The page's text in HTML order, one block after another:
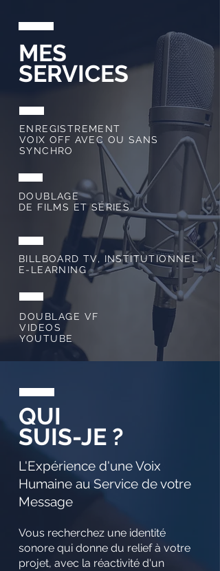
MES
SERVICES
ENREGISTREMENT
VOIX OFF AVEC OU SANS
SYNCHRO
DOUBLAGE
DE FILMS ET SÉRIES
BILLBOARD TV, INSTITUTIONNEL
E-LEARNING
DOUBLAGE VF
VIDEOS
YOUTUBE
QUI
SUIS-JE ?
L'Expérience d'une Voix
Humaine au Service de votre
Message
Vous recherchez une identité
sonore qui donne du relief à votre
projet, avec la réactivité d'un